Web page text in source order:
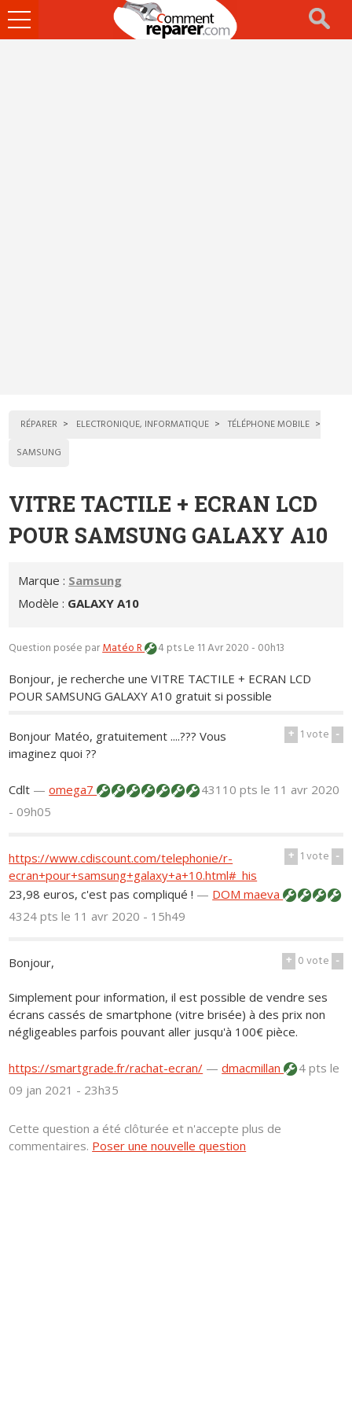
Ouvrir
le
RÉPARER ELECTRONIQUE, INFORMATIQUE
TÉLÉPHONE MOBILE
SAMSUNG
VITRE TACTILE + ECRAN LCD
POUR SAMSUNG GALAXY A10
Marque : Samsung
Modèle : GALAXY A10
Question posée parMatéo R 4 ptsLe 11 Avr 2020 - 00h13
Bonjour, je recherche une VITRE TACTILE + ECRAN LCD
POUR SAMSUNG GALAXY A10 gratuit si possible
+ 1vote -
Bonjour Matéo, gratuitement ....??? Vous
imaginez quoi ??
Cdlt —omega7 43110 ptsle 11 avr 2020
- 09h05
+ 1vote -
https://www.cdiscount.com/telephonie/r-
ecran+pour+samsung+galaxy+a+10.html#_his
23,98 euros, c'est pas compliqué ! — DOM maeva
4324 ptsle 11 avr 2020 - 15h49
+ 0vote -
Bonjour,
Simplement pour information, il est possible de vendre ses
écrans cassés de smartphone (vitre brisée) à des prix non
négligeables parfois pouvant aller jusqu'à 100€ pièce.
https://smartgrade.fr/rachat-ecran/ —dmacmillan 4 ptsle
09 jan 2021 - 23h35
Cette question a été clôturée et n'accepte plus de
commentaires. Poser une nouvelle question